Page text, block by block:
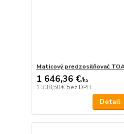
Maticový predzosilňovač
1 646,36 €/ks
1 338,50 € bez DPH
Detail